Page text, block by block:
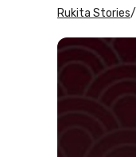
Rukita Stories/